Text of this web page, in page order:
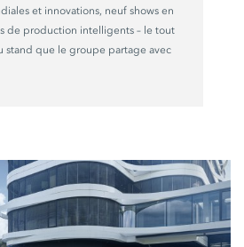
et innovations, neuf shows en
de production intelligents – le tout
stand que le groupe partage avec